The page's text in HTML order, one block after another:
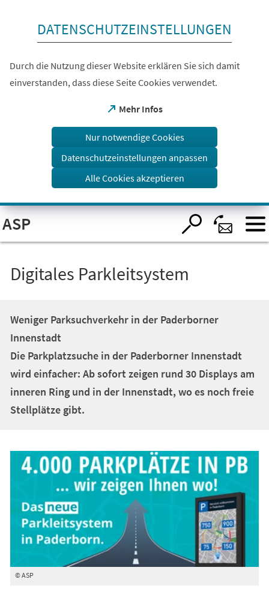
Visuelle
Assistenzsoftware
öffnen.
DATENSCHUTZEINSTELLUNGEN
Durch die Nutzung dieser Website erklären Sie sich damit
einverstanden, dass diese Seite Cookies verwendet.
Mehr Infos
(Öffnet
einem
Tab)
Nur notwendige Cookies
Datenschutzeinstellungen anpassen
Alle Cookies akzeptieren
ASP
Digitales Parkleitsystem
Weniger Parksuchverkehr in der Paderborner
Innenstadt
Die Parkplatzsuche in der Paderborner Innenstadt
wird einfacher: Ab sofort zeigen rund 30 Displays am
inneren Ring und in der Innenstadt, wo es noch freie
Stellplätze gibt.
© ASP